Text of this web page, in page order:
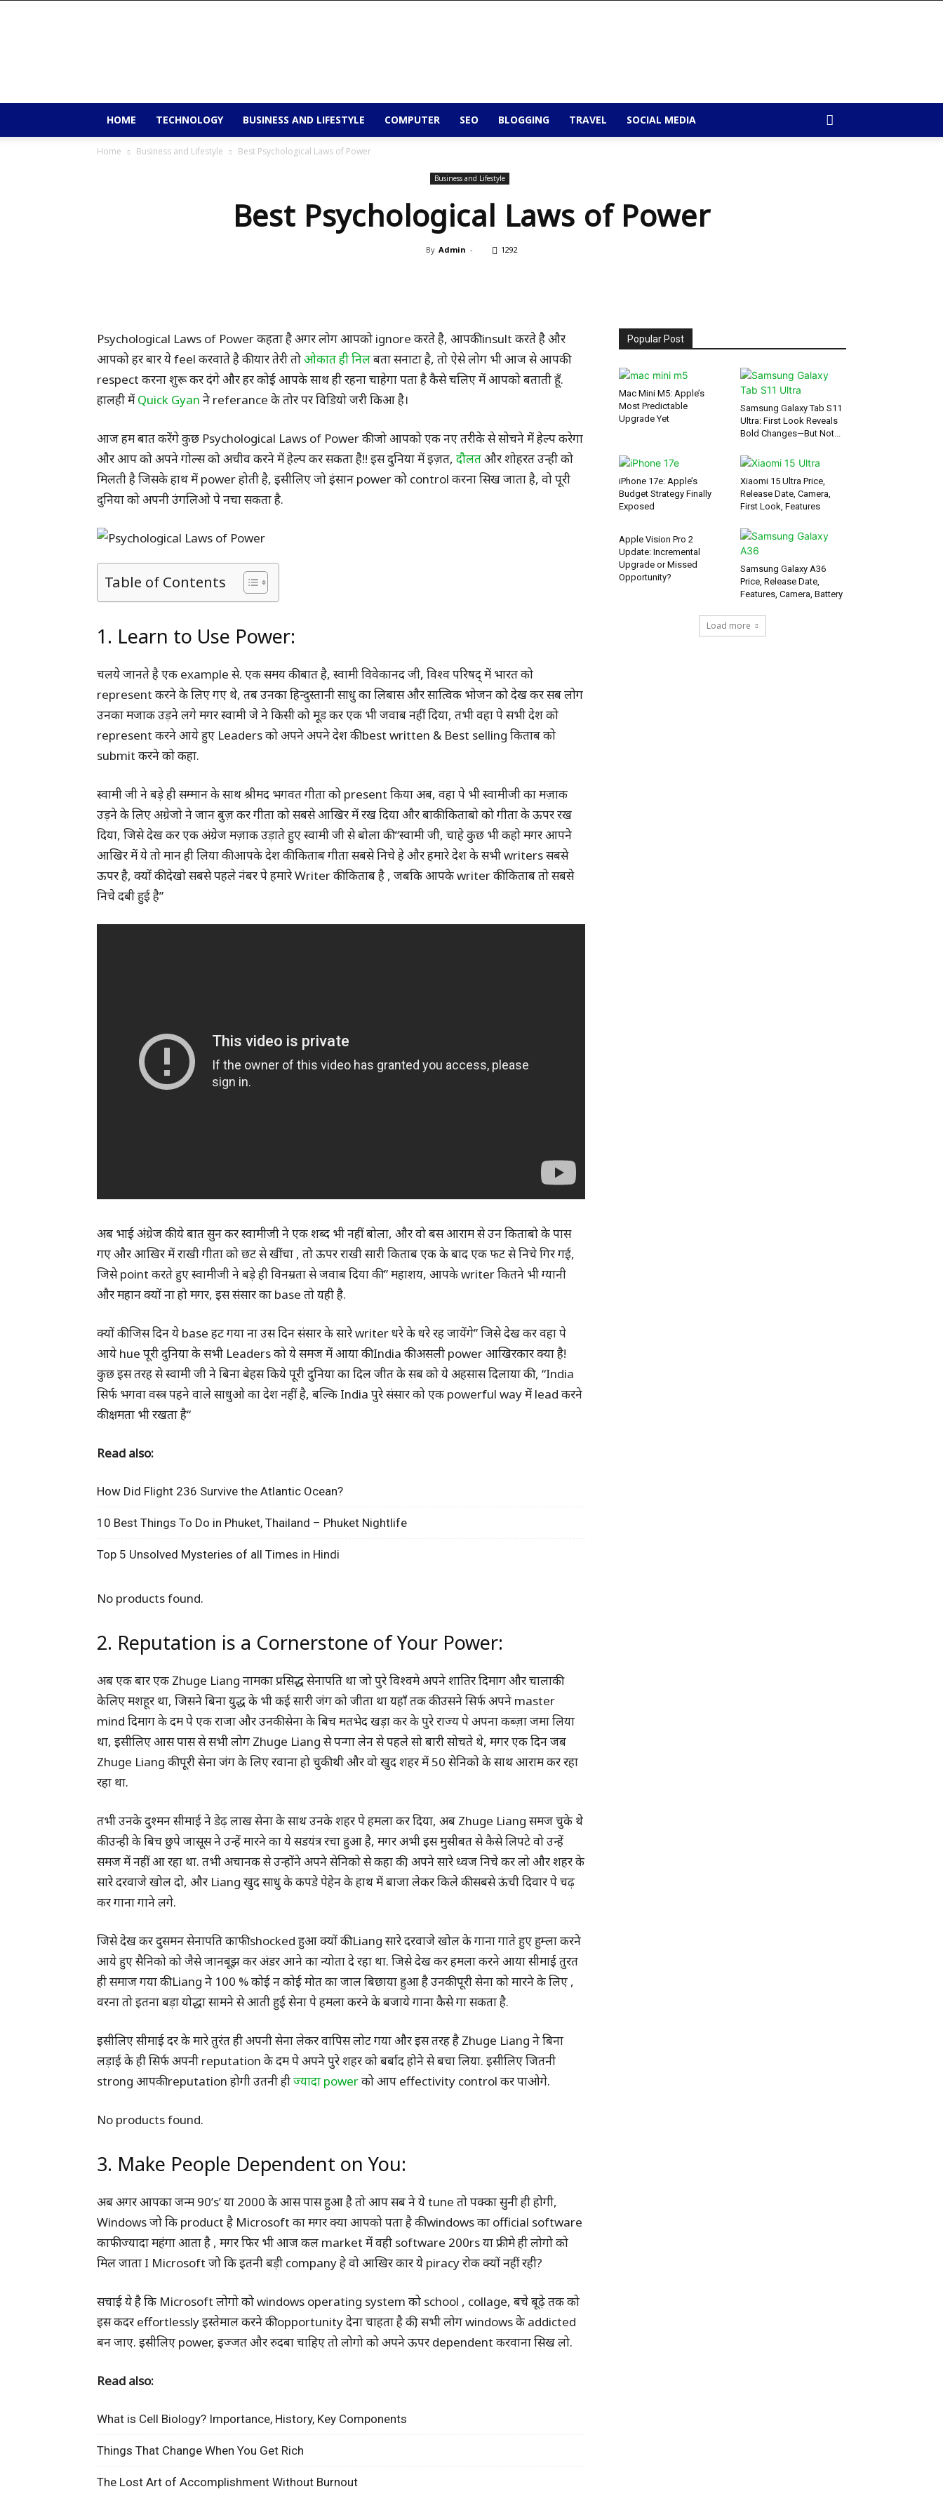
HOME TECHNOLOGY BUSINESS AND LIFESTYLE COMPUTER SEO BLOGGING TRAVEL SOCIAL MEDIA
Home Business and Lifestyle Best Psychological Laws of Power
Business and Lifestyle
Best Psychological Laws of Power
By Admin - 1292
Psychological Laws of Power कहता है अगर लोग आपको ignore करते है, आपकी insult करते है और
आपको हर बार ये feel करवाते है की यार तेरी तोओकात ही निलबता सनाटा है, तो ऐसे लोग भी आज से आपकी
respect करना शुरू कर दंगे और हर कोई आपके साथ ही रहना चाहेगा पता है कैसे चलिए में आपको बताती हूँ.
हालही में Quick Gyan ने referance के तोर पर विडियो जरी किआ है।
आज हम बात करेंगे कुछ Psychological Laws of Power की जो आपको एक नए तरीके से सोचने में हेल्प करेगा
और आप को अपने गोल्स को अचीव करने में हेल्प कर सकता है!! इस दुनिया में इज़त, दौलतऔर शोहरत उन्ही को
मिलती है जिसके हाथ में power होती है, इसीलिए जो इंसान power को control करना सिख जाता है, वो पूरी
दुनिया को अपनी उंगलिओ पे नचा सकता है.
Table of Contents
1. Learn to Use Power:
चलये जानते है एक example से. एक समय की बात है, स्वामी विवेकानद जी, विश्व परिषद् में भारत को
represent करने के लिए गए थे, तब उनका हिन्दुस्तानी साधु का लिबास और सात्विक भोजन को देख कर सब लोग
उनका मजाक उड़ने लगे मगर स्वामी जे ने किसी को मूड कर एक भी जवाब नहीं दिया, तभी वहा पे सभी देश को
represent करने आये हुए Leaders को अपने अपने देश की best written & Best selling किताब को
submit करने को कहा.
स्वामी जी ने बड़े ही सम्मान के साथ श्रीमद भगवत गीता को present किया अब, वहा पे भी स्वामीजी का मज़ाक
उड़ने के लिए अग्रेजो ने जान बुज़ कर गीता को सबसे आखिर में रख दिया और बाकी किताबो को गीता के ऊपर रख
दिया, जिसे देख कर एक अंग्रेज मज़ाक उड़ाते हुए स्वामी जी से बोला की “स्वामी जी, चाहे कुछ भी कहो मगर आपने
आखिर में ये तो मान ही लिया की आपके देश की किताब गीता सबसे निचे हे और हमारे देश के सभी writers सबसे
ऊपर है, क्यों की देखो सबसे पहले नंबर पे हमारे Writer की किताब है , जबकि आपके writer की किताब तो सबसे
निचे दबी हुई है”
अब भाई अंग्रेज की ये बात सुन कर स्वामीजी ने एक शब्द भी नहीं बोला, और वो बस आराम से उन किताबो के पास
गए और आखिर में राखी गीता को छट से खींचा , तो ऊपर राखी सारी किताब एक के बाद एक फट से निचे गिर गई,
जिसे point करते हुए स्वामीजी ने बड़े ही विनम्रता से जवाब दिया की ” महाशय, आपके writer कितने भी ग्यानी
और महान क्यों ना हो मगर, इस संसार का base तो यही है.
क्यों की जिस दिन ये base हट गया ना उस दिन संसार के सारे writer धरे के धरे रह जायेंगे” जिसे देख कर वहा पे
आये hue पूरी दुनिया के सभी Leaders को ये समज में आया की India की असली power आखिरकार क्या है!
कुछ इस तरह से स्वामी जी ने बिना बेहस किये पूरी दुनिया का दिल जीत के सब को ये अहसास दिलाया की , “India
सिर्फ भगवा वस्त्र पहने वाले साधुओ का देश नहीं है, बल्कि India पुरे संसार को एक powerful way में lead करने
की क्षमता भी रखता है“
Read also:
How Did Flight 236 Survive the Atlantic Ocean?
10 Best Things To Do in Phuket, Thailand – Phuket Nightlife
Top 5 Unsolved Mysteries of all Times in Hindi
No products found.
2. Reputation is a Cornerstone of Your Power:
अब एक बार एक Zhuge Liang नामका प्रसिद्ध सेनापति था जो पुरे विश्वमे अपने शातिर दिमाग और चालाकी
केलिए मशहूर था, जिसने बिना युद्ध के भी कई सारी जंग को जीता था यहाँ तक की उसने सिर्फ अपने master
mind दिमाग के दम पे एक राजा और उनकी सेना के बिच मतभेद खड़ा कर के पुरे राज्य पे अपना कब्ज़ा जमा लिया
था, इसीलिए आस पास से सभी लोग Zhuge Liang से पन्गा लेन से पहले सो बारी सोचते थे, मगर एक दिन जब
Zhuge Liang की पूरी सेना जंग के लिए रवाना हो चुकी थी और वो खुद शहर में 50 सेनिको के साथ आराम कर रहा
रहा था.
तभी उनके दुश्मन सीमाई ने डेढ़ लाख सेना के साथ उनके शहर पे हमला कर दिया, अब Zhuge Liang समज चुके थे
की उन्ही के बिच छुपे जासूस ने उन्हें मारने का ये सडयंत्र रचा हुआ है, मगर अभी इस मुसीबत से कैसे लिपटे वो उन्हें
समज में नहीं आ रहा था. तभी अचानक से उन्होंने अपने सेनिको से कहा की, अपने सारे ध्वज निचे कर लो और शहर के
सारे दरवाजे खोल दो, और Liang खुद साधु के कपडे पेहेन के हाथ में बाजा लेकर किले की सबसे ऊंची दिवार पे चढ़
कर गाना गाने लगे.
जिसे देख कर दुसमन सेनापति काफी shocked हुआ क्यों की Liang सारे दरवाजे खोल के गाना गाते हुए हुम्ला करने
आये हुए सैनिको को जैसे जानबूझ कर अंडर आने का न्योता दे रहा था. जिसे देख कर हमला करने आया सीमाई तुरत
ही समाज गया की Liang ने 100 % कोई न कोई मोत का जाल बिछाया हुआ है उनकी पूरी सेना को मारने के लिए ,
वरना तो इतना बड़ा योद्धा सामने से आती हुई सेना पे हमला करने के बजाये गाना कैसे गा सकता है.
इसीलिए सीमाई दर के मारे तुरंत ही अपनी सेना लेकर वापिस लोट गया और इस तरह है Zhuge Liang ने बिना
लड़ाई के ही सिर्फ अपनी reputation के दम पे अपने पुरे शहर को बर्बाद होने से बचा लिया. इसीलिए जितनी
strong आपकी reputation होगी उतनी हीज्यादा powerको आप effectivity control कर पाओगे.
No products found.
3. Make People Dependent on You:
अब अगर आपका जन्म 90’s’ या 2000 के आस पास हुआ है तो आप सब ने ये tune तो पक्का सुनी ही होगी,
Windows जो कि product है Microsoft का मगर क्या आपको पता है की windows का official software
काफी ज्यादा महंगा आता है , मगर फिर भी आज कल market में वही software 200rs या फ्री मे ही लोगो को
मिल जाता I Microsoft जो कि इतनी बड़ी company हे वो आखिर कार ये piracy रोक क्यों नहीं रही?
सचाई ये है कि Microsoft लोगो को windows operating system को school , collage, बचे बूढ़े तक को
इस कदर effortlessly इस्तेमाल करने की opportunity देना चाहता है की, सभी लोग windows के addicted
बन जाए. इसीलिए power, इज्जत और रुदबा चाहिए तो लोगो को अपने ऊपर dependent करवाना सिख लो.
Read also:
What is Cell Biology? Importance, History, Key Components
Things That Change When You Get Rich
The Lost Art of Accomplishment Without Burnout
Popular Post
Mac Mini M5: Apple’s
Most Predictable
Upgrade Yet
Samsung Galaxy Tab S11
Ultra: First Look Reveals
Bold Changes—But Not...
iPhone 17e: Apple’s
Budget Strategy Finally
Exposed
Xiaomi 15 Ultra Price,
Release Date, Camera,
First Look, Features
Apple Vision Pro 2
Update: Incremental
Upgrade or Missed
Opportunity?
Samsung Galaxy A36
Price, Release Date,
Features, Camera, Battery
Load more